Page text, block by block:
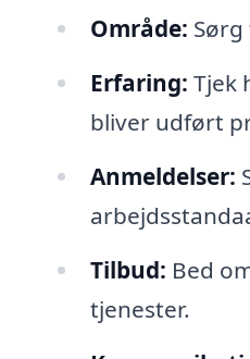
Område:
Erfaring: Tjek
bliver udført
Anmeldelser:
Tilbud: Bed
tjenester.